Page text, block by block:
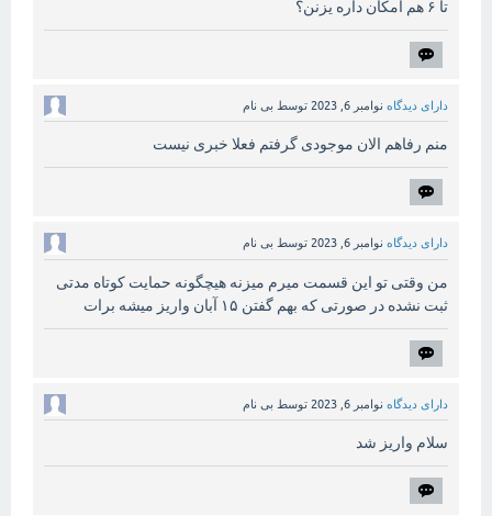
تا ۶ هم امکان داره یزنن؟
دارای دیدگاه نوامبر 6, 2023 توسط بی نام
منم رفاهم الان موجودی گرفتم فعلا خبری نیست
دارای دیدگاه نوامبر 6, 2023 توسط بی نام
من وقتی تو این قسمت میرم میزنه هیچگونه حمایت کوتاه مدتی
ثبت نشده در صورتی که بهم گفتن ۱۵ آبان واریز میشه برات
دارای دیدگاه نوامبر 6, 2023 توسط بی نام
سلام واریز شد